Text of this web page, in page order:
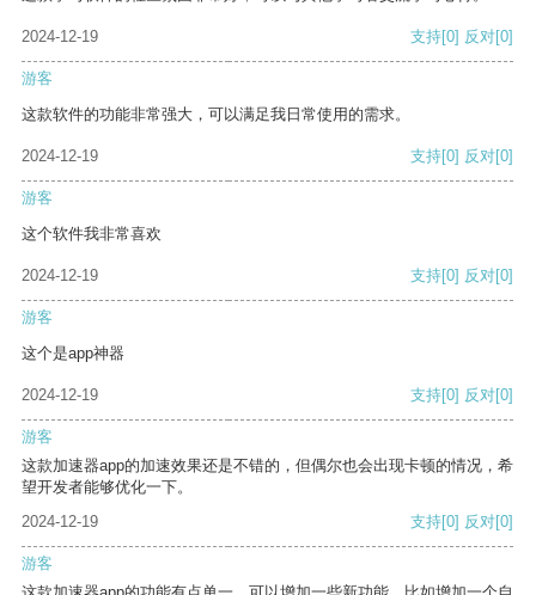
2024-12-19 支持[0] 反对[0]
游客
这款软件的功能非常强大，可以满足我日常使用的需求。
2024-12-19 支持[0] 反对[0]
游客
这个软件我非常喜欢
2024-12-19 支持[0] 反对[0]
游客
这个是app神器
2024-12-19 支持[0] 反对[0]
游客
这款加速器app的加速效果还是不错的，但偶尔也会出现卡顿的情况，希
望开发者能够优化一下。
2024-12-19
支持[0] 反对[0]
游客